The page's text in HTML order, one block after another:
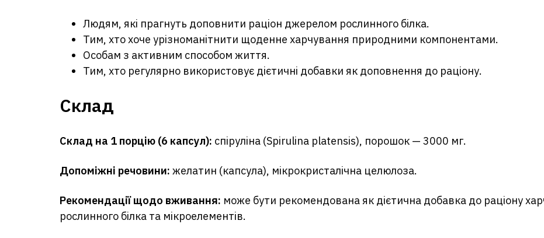
Людям, які прагнуть доповнити раціон джерелом рослинного білка.
Тим, хто хоче урізноманітнити щоденне харчування природними компонентами.
Особам з активним способом життя.
Тим, хто регулярно використовує дієтичні добавки як доповнення до раціону.
Склад
Склад на 1 порцію (6 капсул): спіруліна (Spirulina platensis), порошок — 3000 мг.
Допоміжні речовини: желатин (капсула), мікрокристалічна целюлоза.
Рекомендації щодо вживання: може бути рекомендована як дієтична добавка до раціону
рослинного білка та мікроелементів.